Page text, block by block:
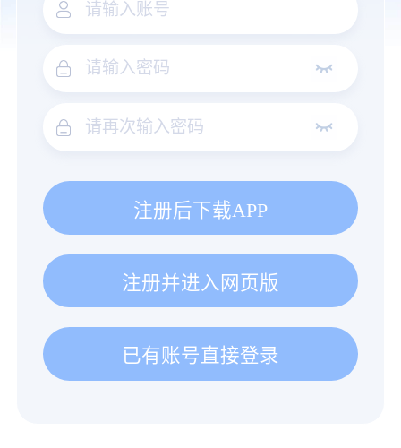
注册后下载APP
注册并进入网页版
已有账号直接登录